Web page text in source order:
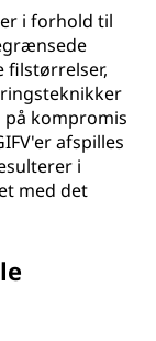
i forhold til
filstørrelser,
kompromis
afspilles
i
med det